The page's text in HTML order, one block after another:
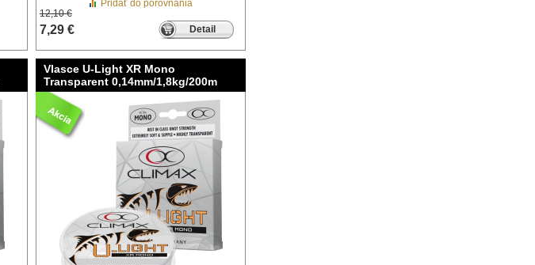
12,10 €
7,29 € Detail
Pridať do porovnania
Vlasce U-Light XR Mono
Transparent 0,14mm/1,8kg/200m